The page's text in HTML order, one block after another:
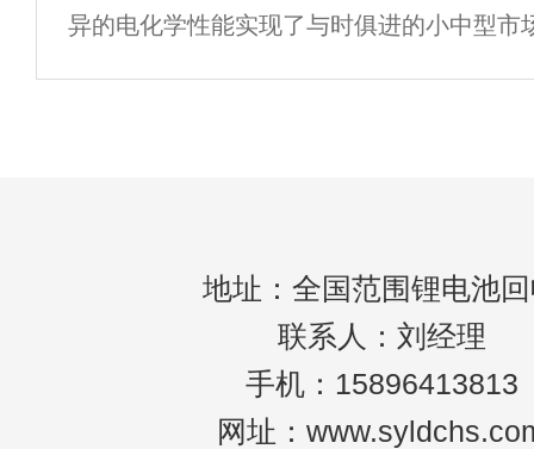
异的电化学性能实现了与时俱进的小中型市
我们谈到锂电池的正确使用时，我们通常指
地址：全国范围锂电池
联系人：刘经理
手机：15896413813
网址：